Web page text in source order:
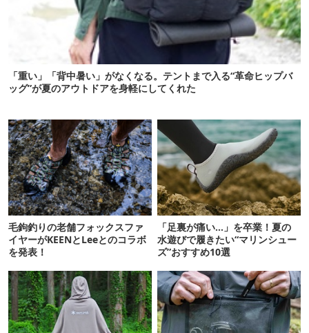
「重い」「背中暑い」がなくなる。テントまで入る“革命ヒップバ
ッグ”が夏のアウトドアを身軽にしてくれた
毛鉤釣りの老舗フォックスファ
イヤーがKEENとLeeとのコラボ
を発表！
「足裏が痛い…」を卒業！夏の
水遊びで履きたい“マリンシュー
ズ”おすすめ10選